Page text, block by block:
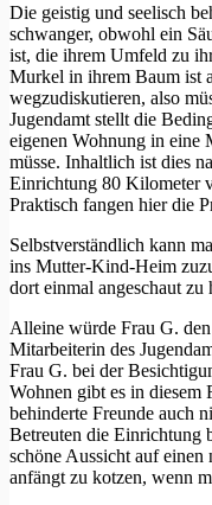
Die geistig und seelisch
schwanger, obwohl ein
ist, die ihrem Umfeld zu
Murkel in ihrem Baum ist
wegzudiskutieren, also
Jugendamt stellt die
eigenen Wohnung in eine
müsse. Inhaltlich ist dies
Einrichtung 80 Kilometer
Praktisch fangen hier die
Selbstverständlich kann
ins Mutter-Kind-Heim
dort einmal angeschaut zu
Alleine würde Frau G.
Mitarbeiterin des
Frau G. bei der
Wohnen gibt es in
behinderte Freunde auch
Betreuten die Einrichtung
schöne Aussicht auf einen
anfängt zu kotzen, wenn